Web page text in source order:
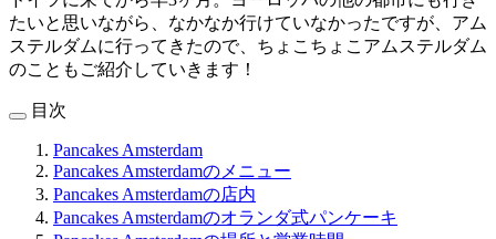
たいと思いながら、なかなか行けていなかったですが、アム
ステルダムに行ってきたので、ちょこちょこアムステルダム
のこともご紹介していきます！
目次
Pancakes Amsterdam
Pancakes Amsterdamのメニュー
Pancakes Amsterdamの店内
Pancakes Amsterdamのオランダ式パンケーキ